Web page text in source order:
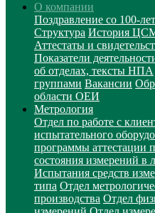
О компании
Поздравление со 100-
Структура История
Аттестаты и
Показатели
об отделах, тексты НПА
группами Вакансии
области ОЕИ
Метрология
Отдел по работе с
испытательного
программы аттестации
состояния измерений в
Испытания средств
типа Отдел
производства Отдел